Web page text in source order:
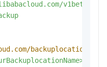
v1beta1
backuplocations: